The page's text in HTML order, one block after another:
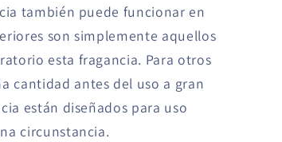
también puede funcionar en
son simplemente aquellos
esta fragancia. Para otros
cantidad antes del uso a gran
están diseñados para uso
circunstancia.